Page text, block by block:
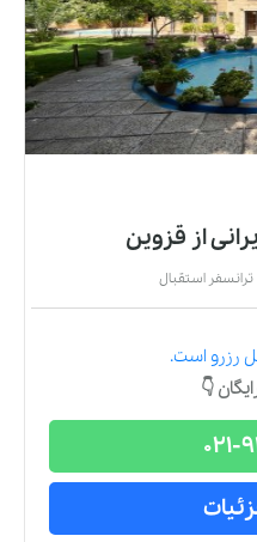
از قزوین
ترانسفر استقبال
رزرو است.
👇
021-